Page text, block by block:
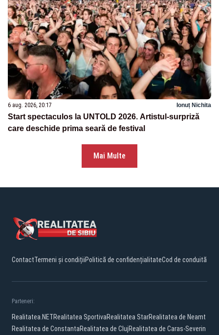
6 aug. 2026, 20:17 Ionuț Nichita
Start spectaculos la UNTOLD 2026. Artistul-surpriză
care deschide prima seară de festival
Mai Multe
ContactTermeni și condițiiPolitică de confidențialitateCod de conduită
Parteneri:
Realitatea.NETRealitatea SportivaRealitatea StarRealitatea de Neamt
Realitatea de ConstantaRealitatea de ClujRealitatea de Caras-Severin